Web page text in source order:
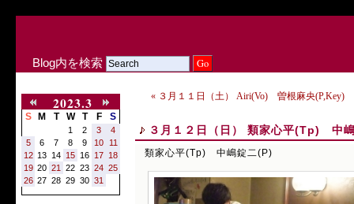
Blog内を検索
2023.3
S M T W T F S
1 2 3
4
5
6 7 8 9 10
11
12 13 14 15 16 17 18
19 20 21 22 23 24 25
26 27 28 29 30 31
« ３月１１日（土） Airi(Vo) 曽根麻央(P,Key)
３月１２日（日） 類家心平(Tp) 中
類家心平(Tp) 中嶋錠二(P)